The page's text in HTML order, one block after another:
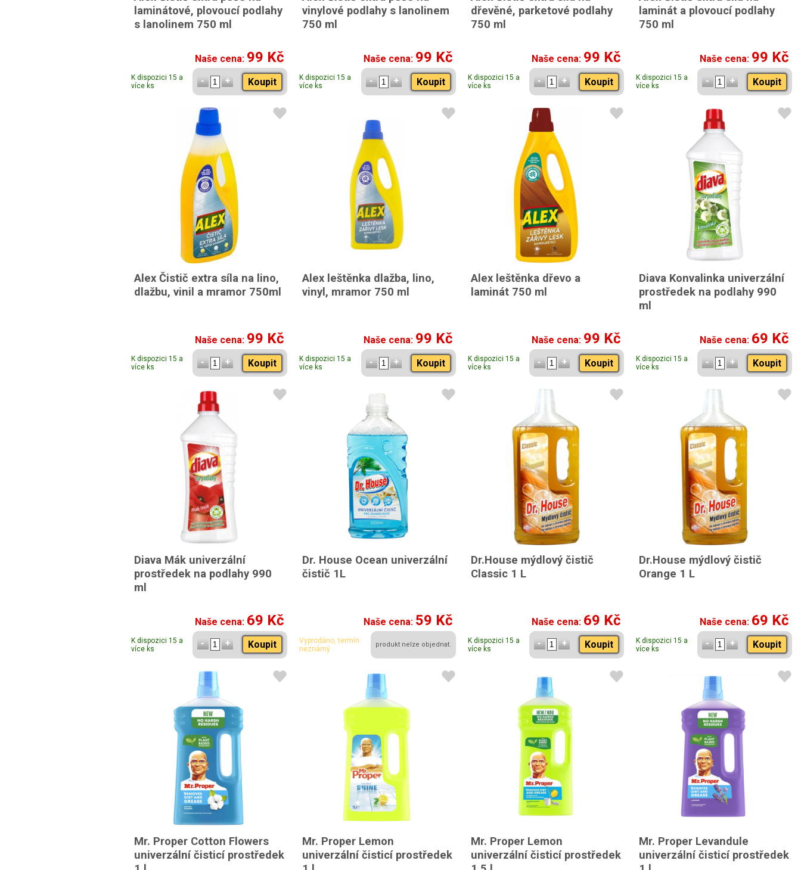
laminátové, plovoucí podlahy
s lanolinem 750 ml
Naše cena: 99 Kč
K dispozici 15 a
více ks
Koupit
vinylové podlahy s lanolinem
750 ml
Naše cena: 99 Kč
K dispozici 15 a
více ks
Koupit
dřevěné, parketové podlahy
750 ml
Naše cena: 99 Kč
K dispozici 15 a
více ks
Koupit
laminát a plovoucí podlahy
750 ml
Naše cena: 99 Kč
K dispozici 15 a
více ks
Koupit
Alex Čistič extra síla na lino,
dlažbu, vinil a mramor 750ml
Naše cena: 99 Kč
K dispozici 15 a
více ks
Koupit
Alex leštěnka dlažba, lino,
vinyl, mramor 750 ml
Naše cena: 99 Kč
K dispozici 15 a
více ks
Koupit
Alex leštěnka dřevo a
laminát 750 ml
Naše cena: 99 Kč
K dispozici 15 a
více ks
Koupit
Diava Konvalinka univerzální
prostředek na podlahy 990
ml
Naše cena: 69 Kč
K dispozici 15 a
více ks
Koupit
Diava Mák univerzální
prostředek na podlahy 990
ml
Naše cena: 69 Kč
K dispozici 15 a
více ks
Koupit
Dr. House Ocean univerzální
čistič 1L
Naše cena: 59 Kč
Vyprodáno, termín
neznámý
produkt nelze objednat.
Dr.House mýdlový čistič
Classic 1 L
Naše cena: 69 Kč
K dispozici 15 a
více ks
Koupit
Dr.House mýdlový čistič
Orange 1 L
Naše cena: 69 Kč
K dispozici 15 a
více ks
Koupit
Mr. Proper Cotton Flowers
univerzální čisticí prostředek
Mr. Proper Lemon
univerzální čisticí prostředek
Mr. Proper Lemon
univerzální čisticí prostředek
Mr. Proper Levandule
univerzální čisticí prostředek